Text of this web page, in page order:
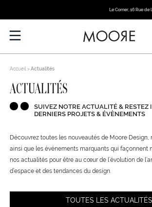
Le Corner, 16 Rue
Accueil Actualités
ACTUALITÉS
SUIVEZ NOTRE ACTUALITÉ & RESTEZ
DERNIERS PROJETS & ÉVÈNEMENTS
Découvrez toutes les nouveautés de Moore Design,
ainsi que les événements marquants qui façonnent
nos actualités pour être au cœur de l’évolution de
d’espace et des tendances du design.
TOUTES LES ACTUALITÉS